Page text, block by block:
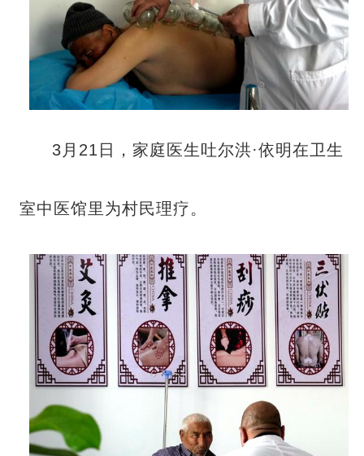
3月21日，家庭医生吐尔洪·依明在卫生
室中医馆里为村民理疗。